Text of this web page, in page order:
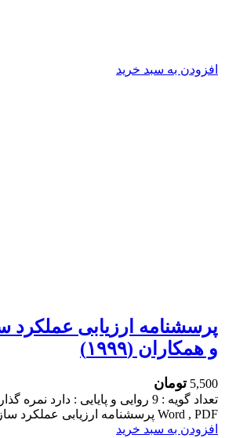
افزودن به سبد خرید
پرسشنامه ارزیابی عملکرد
و همکاران (۱۹۹۹)
5,500 تومان
تعداد گویه : 9 روایی و پایایی : دارد
Word , PDF پرسشنامه ارزیابی عملکرد سازمان مان
افزودن به سبد خرید